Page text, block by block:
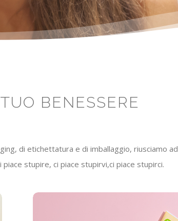
BENESSERE
di etichettatura e di imballaggio, riusciamo ad
stupire, ci piace stupirvi,ci piace stupirci.